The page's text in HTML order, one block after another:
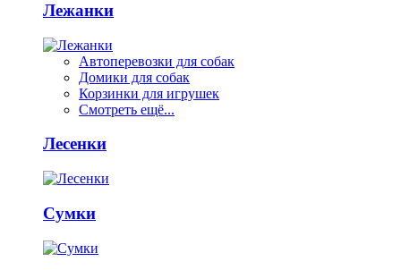
Лежанки
Автоперевозки для собак
Домики для собак
Корзинки для игрушек
Смотреть ещё...
Лесенки
Сумки